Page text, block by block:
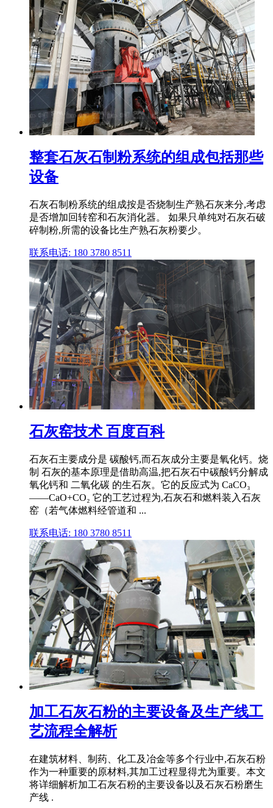
整套石灰石制粉系统的组成包括那些
设备
石灰石制粉系统的组成按是否烧制生产熟石灰来分,考虑
是否增加回转窑和石灰消化器。 如果只单纯对石灰石破
碎制粉,所需的设备比生产熟石灰粉要少。
联系电话: 180 3780 8511
石灰窑技术 百度百科
石灰石主要成分是 碳酸钙,而石灰成分主要是氧化钙。烧
制 石灰的基本原理是借助高温,把石灰石中碳酸钙分解成
氧化钙和 二氧化碳 的生石灰。它的反应式为 CaCO₃
——CaO+CO₂ 它的工艺过程为,石灰石和燃料装入石灰
窑（若气体燃料经管道和 ...
联系电话: 180 3780 8511
加工石灰石粉的主要设备及生产线工
艺流程全解析
在建筑材料、制药、化工及冶金等多个行业中,石灰石粉
作为一种重要的原材料,其加工过程显得尤为重要。本文
将详细解析加工石灰石粉的主要设备以及石灰石粉磨生
产线 .